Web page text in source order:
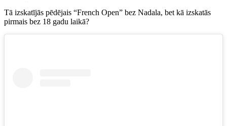
Tā izskatījās pēdējais “French Open” bez Nadala, bet kā izskatās
pirmais bez 18 gadu laikā?